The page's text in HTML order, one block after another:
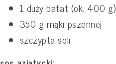
1 duży batat (ok. 400 g)
350 g mąki pszennej
szczypta soli